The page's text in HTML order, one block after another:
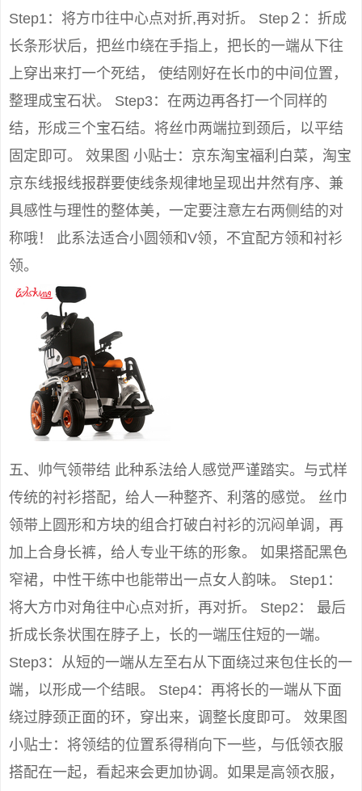
Step1：将方巾往中心点对折,再对折。 Step２：折成
长条形状后，把丝巾绕在手指上，把长的一端从下往
上穿出来打一个死结， 使结刚好在长巾的中间位置，
整理成宝石状。 Step3：在两边再各打一个同样的
结，形成三个宝石结。将丝巾两端拉到颈后，以平结
固定即可。 效果图 小贴士：京东淘宝福利白菜，淘宝
京东线报线报群要使线条规律地呈现出井然有序、兼
具感性与理性的整体美，一定要注意左右两侧结的对
称哦！ 此系法适合小圆领和V领，不宜配方领和衬衫
领。
五、帅气领带结 此种系法给人感觉严谨踏实。与式样
传统的衬衫搭配，给人一种整齐、利落的感觉。 丝巾
领带上圆形和方块的组合打破白衬衫的沉闷单调，再
加上合身长裤，给人专业干练的形象。 如果搭配黑色
窄裙，中性干练中也能带出一点女人韵味。 Step1：
将大方巾对角往中心点对折，再对折。 Step2： 最后
折成长条状围在脖子上，长的一端压住短的一端。
Step3：从短的一端从左至右从下面绕过来包住长的一
端，以形成一个结眼。 Step4：再将长的一端从下面
绕过脖颈正面的环，穿出来，调整长度即可。 效果图
小贴士：将领结的位置系得稍向下一些，与低领衣服
搭配在一起，看起来会更加协调。如果是高领衣服，